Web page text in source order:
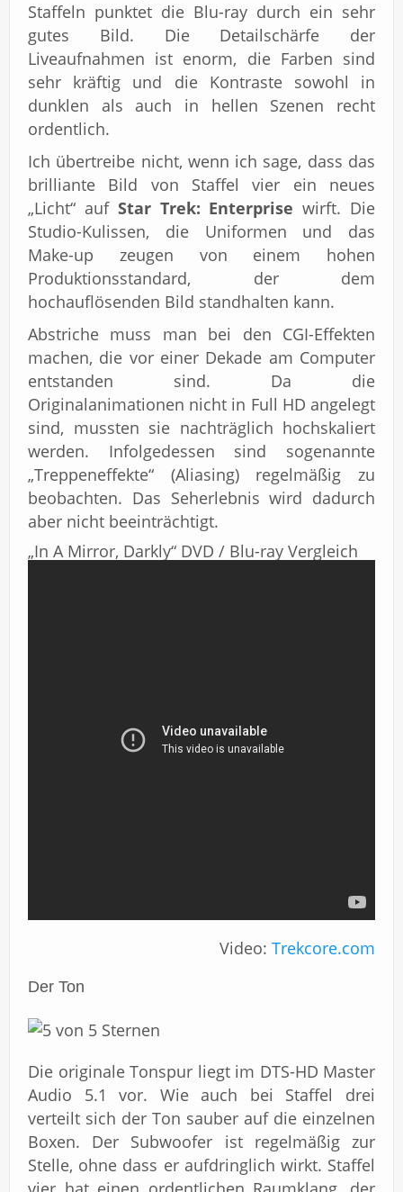
Staffeln punktet die Blu-ray durch ein sehr
gutes Bild. Die Detailschärfe der
Liveaufnahmen ist enorm, die Farben sind
sehr kräftig und die Kontraste sowohl in
dunklen als auch in hellen Szenen recht
ordentlich.
Ich übertreibe nicht, wenn ich sage, dass das
brilliante Bild von Staffel vier ein neues
„Licht“ auf Star Trek: Enterprisewirft. Die
Studio-Kulissen, die Uniformen und das
Make-up zeugen von einem hohen
Produktionsstandard, der dem
hochauflösenden Bild standhalten kann.
Abstriche muss man bei den CGI-Effekten
machen, die vor einer Dekade am Computer
entstanden sind. Da die
Originalanimationen nicht in Full HD angelegt
sind, mussten sie nachträglich hochskaliert
werden. Infolgedessen sind sogenannte
„Treppeneffekte“ (Aliasing) regelmäßig zu
beobachten. Das Seherlebnis wird dadurch
aber nicht beeinträchtigt.
„In A Mirror, Darkly“ DVD / Blu-ray Vergleich
Video: Trekcore.com
Der Ton
Die originale Tonspur liegt im DTS-HD Master
Audio 5.1 vor. Wie auch bei Staffel drei
verteilt sich der Ton sauber auf die einzelnen
Boxen. Der Subwoofer ist regelmäßig zur
Stelle, ohne dass er aufdringlich wirkt. Staffel